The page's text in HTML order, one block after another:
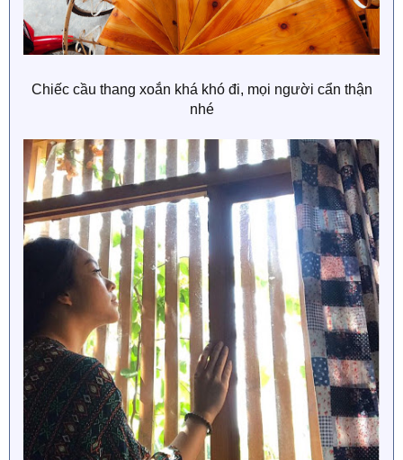
Chiếc cầu thang xoắn khá khó đi, mọi người cẩn thận
nhé